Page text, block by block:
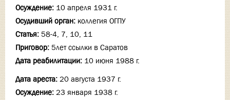
Осуждение: 10 апреля 1931 г.
Осудивший орган: коллегия ОГПУ
Статья: 58-4, 7, 10, 11
Приговор: 5лет ссылки в Саратов
Дата реабилитации: 10 июня 1988 г.
Дата ареста: 20 августа 1937 г.
Осуждение: 23 января 1938 г.